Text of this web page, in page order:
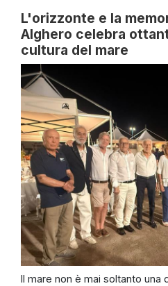
L'orizzonte e la
Alghero celebra
cultura del mare
Il mare non è mai soltanto una